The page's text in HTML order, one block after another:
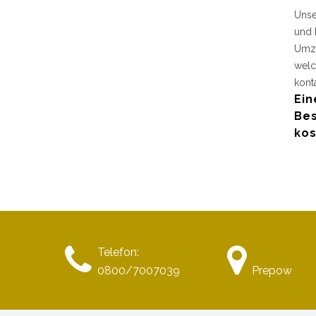
und
Telefon:
0800/7007039
Prepow